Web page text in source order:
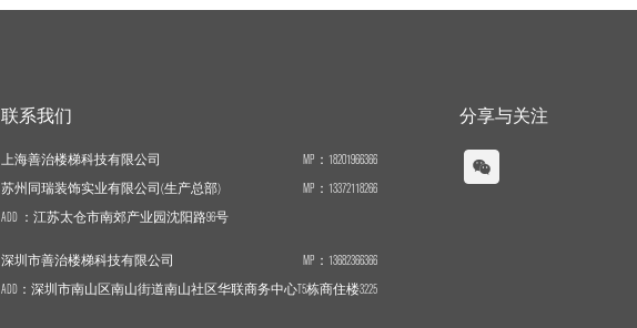
联系我们
上海善治楼梯科技有限公司
MP：18201966366
苏州同瑞装饰实业有限公司(生产总部)
MP：13372118266
ADD ：江苏太仓市南郊产业园沈阳路96号
深圳市善治楼梯科技有限公司
MP：13682366366
ADD：深圳市南山区南山街道南山社区华联商务中心T5栋商住楼3225
分享与关注